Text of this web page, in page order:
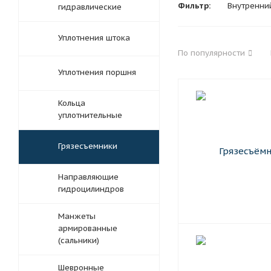
Фильтр:
По популярности
гидравлические
Уплотнения штока
Уплотнения поршня
Кольца
уплотнительные
Грязесъемники
Направляющие
гидроцилиндров
Манжеты
армированные
(сальники)
Шевронные